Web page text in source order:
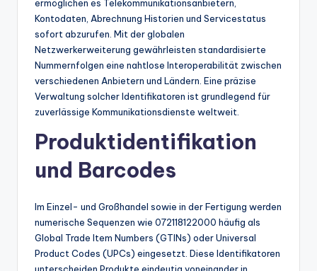
ermöglichen es Telekommunikationsanbietern,
Kontodaten, Abrechnung Historien und Servicestatus
sofort abzurufen. Mit der globalen
Netzwerkerweiterung gewährleisten standardisierte
Nummernfolgen eine nahtlose Interoperabilität zwischen
verschiedenen Anbietern und Ländern. Eine präzise
Verwaltung solcher Identifikatoren ist grundlegend für
zuverlässige Kommunikationsdienste weltweit.
Produktidentifikation
und Barcodes
Im Einzel- und Großhandel sowie in der Fertigung werden
numerische Sequenzen wie 072118122000 häufig als
Global Trade Item Numbers (GTINs) oder Universal
Product Codes (UPCs) eingesetzt. Diese Identifikatoren